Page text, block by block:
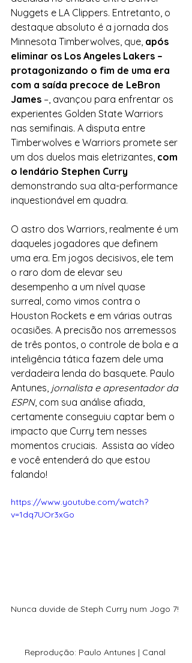
Nuggets e LA Clippers. Entretanto, o
destaque absoluto é a jornada dos
Minnesota Timberwolves, que, após
eliminar os Los Angeles Lakers –
protagonizando o fim de uma era
com a saída precoce de LeBron
James –, avançou para enfrentar os
experientes Golden State Warriors
nas semifinais. A disputa entre
Timberwolves e Warriors promete ser
um dos duelos mais eletrizantes, com
o lendário Stephen Curry
demonstrando sua alta-performance
inquestionável em quadra.
O astro dos Warriors, realmente é um
daqueles jogadores que definem
uma era. Em jogos decisivos, ele tem
o raro dom de elevar seu
desempenho a um nível quase
surreal, como vimos contra o
Houston Rockets e em várias outras
ocasiões. A precisão nos arremessos
de três pontos, o controle de bola e a
inteligência tática fazem dele uma
verdadeira lenda do basquete. Paulo
Antunes, jornalista e apresentador da
ESPN, com sua análise afiada,
certamente conseguiu captar bem o
impacto que Curry tem nesses
momentos cruciais.  Assista ao vídeo
e você entenderá do que estou
falando!
https://www.youtube.com/watch?
v=1dq7UOr3xGo
Nunca duvide de Steph Curry num Jogo 7!
Reprodução: Paulo Antunes | Canal